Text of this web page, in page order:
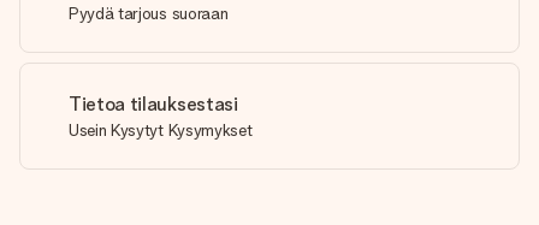
Pyydä tarjous suoraan
Tietoa tilauksestasi
Usein Kysytyt Kysymykset